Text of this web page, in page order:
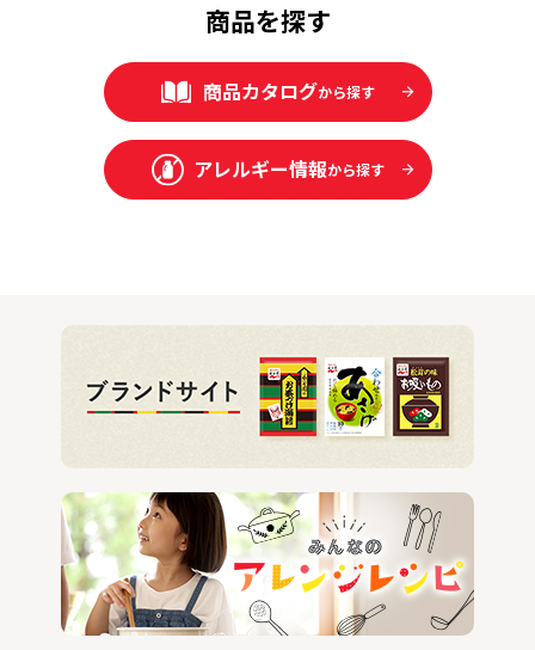
商品を探す
商品カタログから探す
アレルギー情報から探す